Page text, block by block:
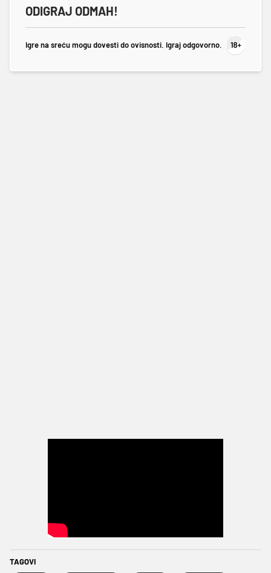
ODIGRAJ ODMAH!
Igre na sreću mogu dovesti do ovisnosti. Igraj odgovorno.
TAGOVI